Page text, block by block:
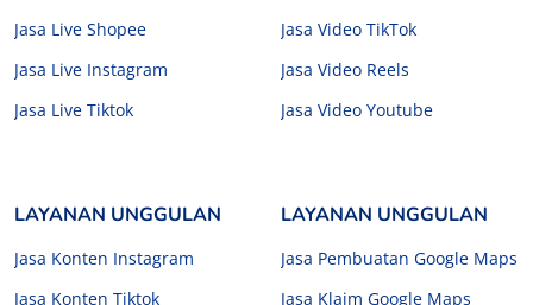
Jasa Live Shopee
Jasa Live Instagram
Jasa Live Tiktok
Jasa Video TikTok
Jasa Video Reels
Jasa Video Youtube
LAYANAN UNGGULAN
Jasa Konten Instagram
Jasa Konten Tiktok
LAYANAN UNGGULAN
Jasa Pembuatan Google Maps
Jasa Klaim Google Maps